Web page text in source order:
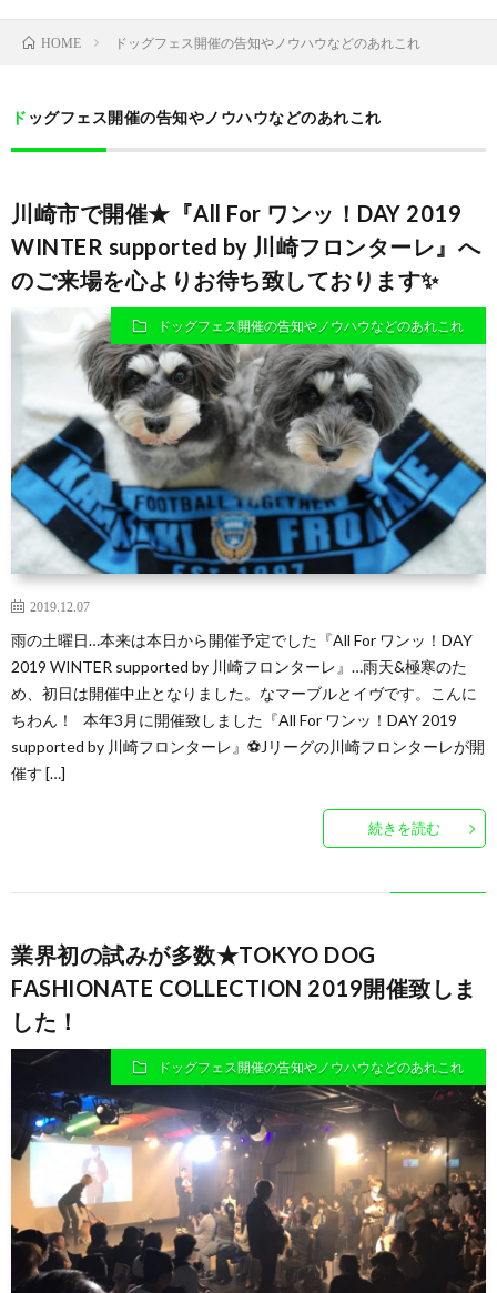
ー
住
の
ミ
ニ
シ
ュ
ナ
ロ
グ
子
ラ
ブ
HOME ドッグフェス開催の告知やノウハウなどのあれこれ
ドッグフェス開催の告知やノウハウなどのあれこれ
川崎市で開催★『All For ワンッ！DAY 2019
WINTER supported by 川崎フロンターレ』へ
のご来場を心よりお待ち致しております✨
ドッグフェス開催の告知やノウハウなどのあれこれ
2019.12.07
雨の土曜日…本来は本日から開催予定でした『All For ワンッ！DAY
2019 WINTER supported by 川崎フロンターレ』…雨天&極寒のた
め、初日は開催中止となりました。なマーブルとイヴです。こんに
ちわん！ 本年3月に開催致しました『All For ワンッ！DAY 2019
supported by 川崎フロンターレ』⚽Jリーグの川崎フロンターレが開
催す […]
続きを読む
業界初の試みが多数★TOKYO DOG
FASHIONATE COLLECTION 2019開催致しま
した！
ドッグフェス開催の告知やノウハウなどのあれこれ